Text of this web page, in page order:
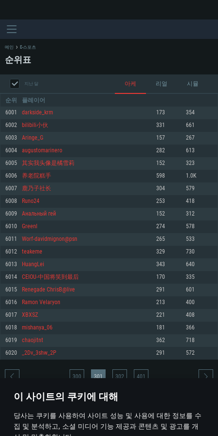
이 사이트의 쿠키에 대해
당사는 쿠키를 사용하여 사이트 성능 및 사용에 대한 정보를 수
집 및 분석하고, 소셜 미디어 기능 제공과 콘텐츠 및 광고를 개
최소사양
운영체제: Windows 10 (64 bit)
프로세서: 2.2 GHz 듀얼코어 이상
메모리: 4GB
그래픽 카드: DirectX 11 이상을 지원하는 AMD Radeon 77XX / NVIDIA
GeForce GT 660. 최소 사양 해상도: 720p
네트워크: 브로드밴드 인터넷
여유 저장 공간: 22.1 GB (최소 클라이언트)
권장 사양
570 혹은 그 이상
여유 저장 공간: 62.2 GB (전체 클라이언트)
최소사양
운영체제: Mac OS Big Sur 11.0
프로세서: 최소 2.2 GHz의 Core i5 (Intel Xeon 은 지원하지 않습니다)
메모리: 6 GB
그래픽 카드: Metal 을 지원하는 Intel Iris Pro 5200 (Mac), 혹은 이와 비슷한 성
능을 가지는 Mac 버전의 AMD/Nvidia. 최소 해상도: 720p
네트워크: 브로드밴드 인터넷
여유 저장 공간: 22.1 GB (최소 클라이언트)
권장 사양
네트워크: 브로드밴드 인터넷
여유 저장 공간: 62.2 GB (전체 클라이언트)
최소사양
운영체제: 64bit Linux 중 최신 버전
프로세서: 2.4 GHz 듀얼코어
메모리: 4 GB
그래픽 카드: Vulkan 을 지원하고, 최신 그래픽 드라이버를 지원하는 NVIDIA
660 (6개월 미만) 혹은 그와 동급의 성능을 가지며 최신 그래픽 드라이버를 지
원하는 AMD (6개월 미만; 최소사양 지원 해상도 720p)
네트워크: 브로드밴드 인터넷
여유 저장 공간: 22.1 GB (최소 클라이언트)
권장 사양
운영체제: Ubuntu 20.04 64bit
프로세서: Intel Core i7
메모리: 16 GB
그래픽 카드: Vulkan 을 지원하고, 최신 그래픽 드라이버를 지원하는 NVIDIA
1060 (6개월 미만) 혹은 그와 동급의 성능을 가지며 최신 그래픽 드라이버를
지원하는 AMD RX 570 (6개월 미만; 최소사양 지원 해상도 720p) 이상
여유 저장 공간: 62.2 GB (전체 클라이언트)
메인 E-스포츠
순위표
지난 달 아케 리얼 시뮬
순위 플레이어
6001 darkside_krm 173 354
6002 bilibili小伙 331 661
6003 Aringe_G 157 267
6004 augustomarinero 282 613
6005 其实我头像是橘雪莉 152 323
6006 养老院糕手 598 1.0K
6007 鹿乃子社长 304 579
6008 Runo24 253 418
6009 Анальный гей 152 312
6010 Greenl 274 578
6011 Worf-davidmignon@psn 265 533
6012 teakeme 329 730
6013 HuangLei 343 640
6014 CEIOU-中国将笑到最后 170 335
6015 Renegade ChrisB@live 291 601
6016 Ramon Velaryon 213 400
6017 XBXSZ 221 408
6018 mishanya_06 181 366
6019 chaojitnt 362 718
6020 _2Dv_3shw_2P 291 572
* 순위표는 매일 1회 갱신됩니다
300 301 302 401